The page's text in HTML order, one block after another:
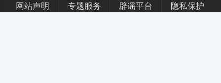
网站声明
专题服务
辟谣平台
隐私保护